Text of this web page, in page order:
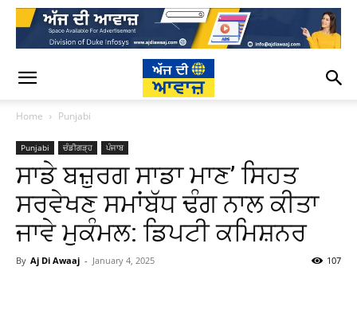
Home Punjabi
Punjabi ਚੰਡੀਗੜ੍ਹ ਪੰਜਾਬ
ਸਾਡੇ ਬਜ਼ੁਰਗ ਸਾਡਾ ਮਾਣ’ ਸਿਹਤ
ਸਰਵੇਖਣ ਸਮਾਂਬੱਧ ਢੰਗ ਨਾਲ ਕੀਤਾ
ਜਾਵੇ ਮੁਕੰਮਲ: ਡਿਪਟੀ ਕਮਿਸ਼ਨਰ
By Aj Di Awaaj - January 4, 2025 107